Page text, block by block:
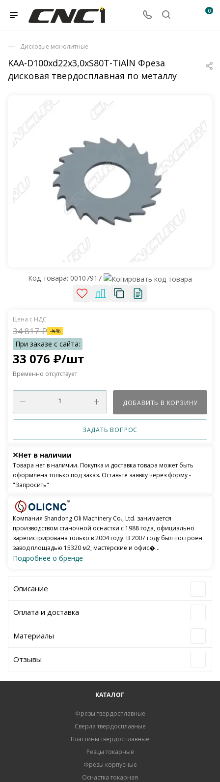
0
KAA-D100xd22x3,0xS80T-TiAlN Фреза
дисковая твердосплавная по металлу
Дисковые монолитные
Код товара: 00107917
33 076 ₽/шт
34 817₽ -5%
Временно отсутствует
ДОБАВИТЬ В КОРЗИНУ
ЗАДАТЬ ВОПРОС
Нет в наличии
Товара нет в наличии. Покупка и доставка товара может быть
оформлена только под заказ. Оставьте заявку через форму -
"Запросить"
Компания Shandong Oli Machinery Co., Ltd. занимается
производством станочной оснастки с 1988 года, официально
зарегистрирована только в 2004 году. В 2007 году был построен
завод площадью 15320 м2, мастерские и офис�...
Подробнее о бренде
Описание
Оплата и доставка
Материалы
Отзывы
КАТАЛОГ
Фрезы твердосплавные
Сверла твердосплавные
Пластины твердосплавные
Резцы токарные
Фрезы корпусные
Оснастка токарная